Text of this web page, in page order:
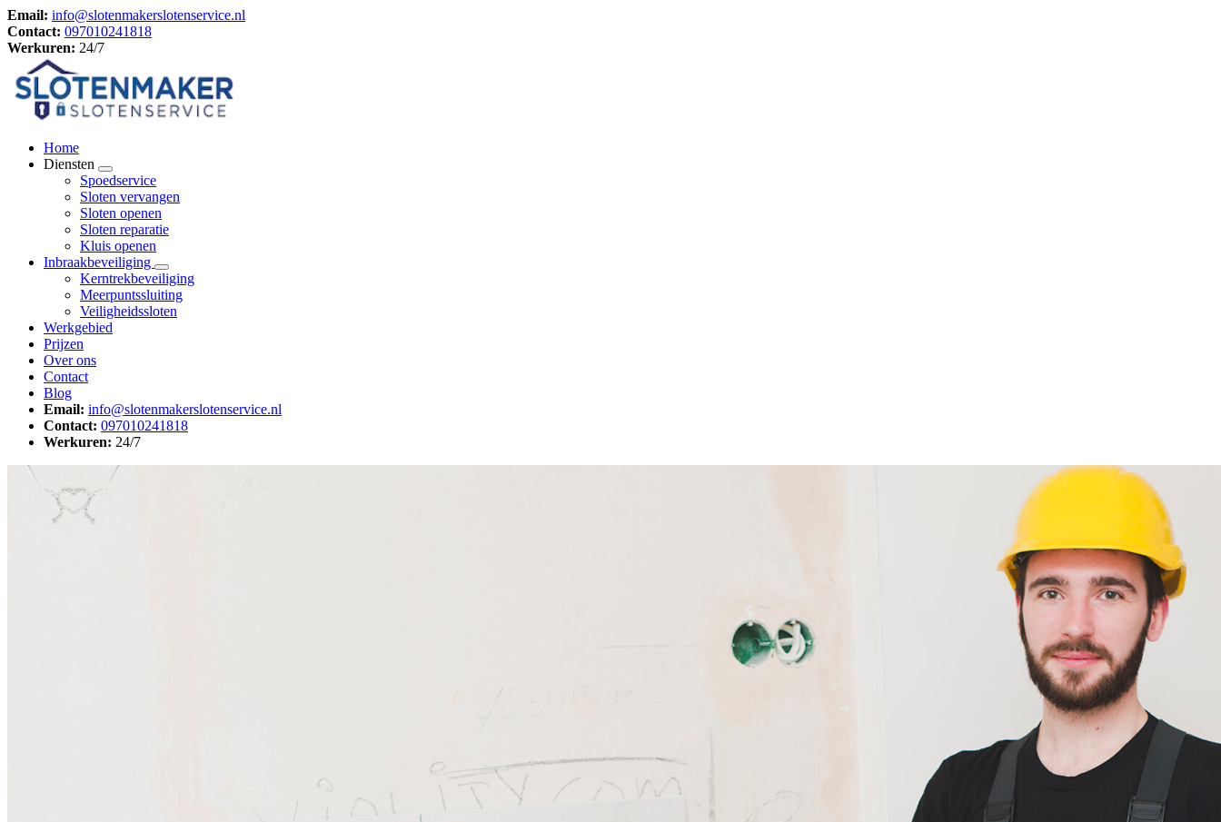
Email: info@slotenmakerslotenservice.nl
Contact: 097010241818
Werkuren: 24/7
Home
Diensten
Spoedservice
Sloten vervangen
Sloten openen
Sloten reparatie
Kluis openen
Inbraakbeveiliging
Kerntrekbeveiliging
Meerpuntssluiting
Veiligheidssloten
Werkgebied
Prijzen
Over ons
Contact
Blog
Email: info@slotenmakerslotenservice.nl
Contact: 097010241818
Werkuren: 24/7